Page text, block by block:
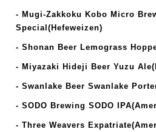
- Mugi-Zakkoku Kobo Micro
Special(Hefeweizen)
- Shonan Beer Lemograss
- Miyazaki Hideji Beer Yuzu
- Swanlake Beer Swanlake
- SODO Brewing SODO
- Three Weavers Expatriate